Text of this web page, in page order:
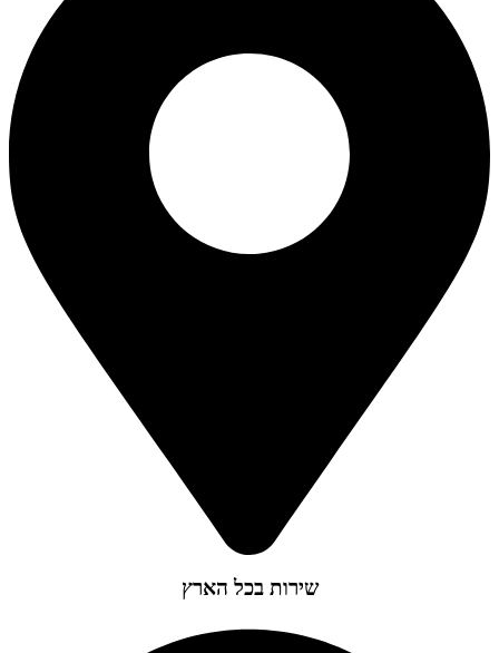
שירות בכל הארץ